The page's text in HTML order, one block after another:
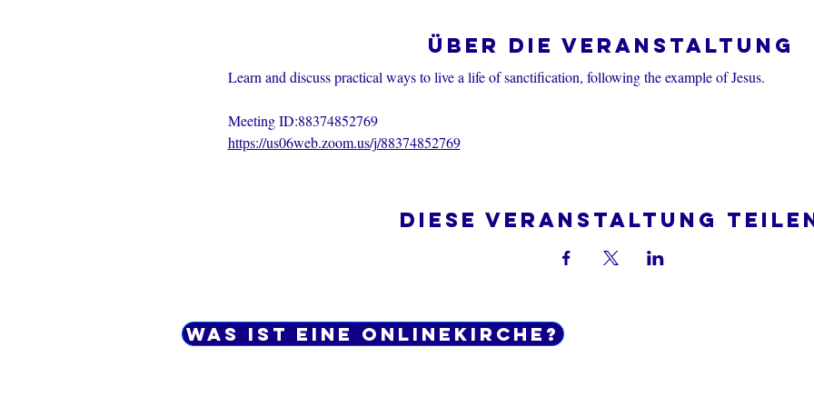
Über die Veranstaltung
Learn and discuss practical ways to live a life of sanctification, following the example of Jesus.
Meeting ID:88374852769
https://us06web.zoom.us/j/88374852769
Diese Veranstaltung
Was ist eine Onlinekirche?